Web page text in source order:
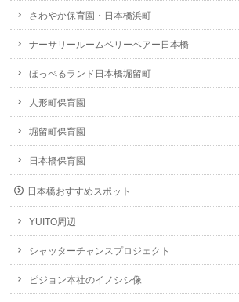
さわやか保育園・日本橋浜町
ナーサリールームベリーベアー日本橋
ほっぺるランド日本橋堀留町
人形町保育園
堀留町保育園
日本橋保育園
日本橋おすすめスポット
YUITO周辺
シャッターチャンスプロジェクト
ピジョン本社のイノシシ像